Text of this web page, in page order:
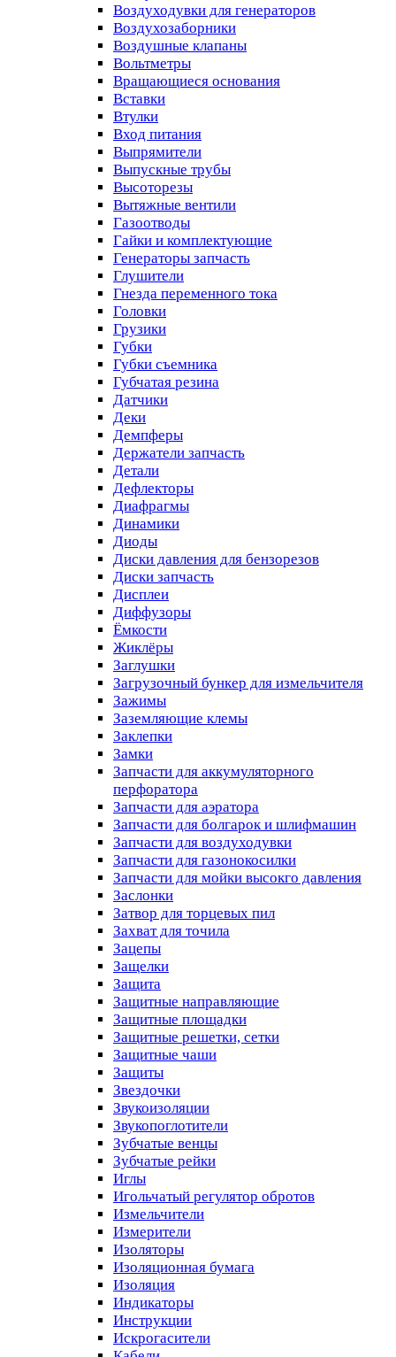
Воздуходувки для генераторов
Воздухозаборники
Воздушные клапаны
Вольтметры
Вращающиеся основания
Вставки
Втулки
Вход питания
Выпрямители
Выпускные трубы
Высоторезы
Вытяжные вентили
Газоотводы
Гайки и комплектующие
Генераторы запчасть
Глушители
Гнезда переменного тока
Головки
Грузики
Губки
Губки съемника
Губчатая резина
Датчики
Деки
Демпферы
Держатели запчасть
Детали
Дефлекторы
Диафрагмы
Динамики
Диоды
Диски давления для бензорезов
Диски запчасть
Дисплеи
Диффузоры
Ёмкости
Жиклёры
Заглушки
Загрузочный бункер для измельчителя
Зажимы
Заземляющие клемы
Заклепки
Замки
Запчасти для аккумуляторного
перфоратора
Запчасти для аэратора
Запчасти для болгарок и шлифмашин
Запчасти для воздуходувки
Запчасти для газонокосилки
Запчасти для мойки высокго давления
Заслонки
Затвор для торцевых пил
Захват для точила
Зацепы
Защелки
Защита
Защитные направляющие
Защитные площадки
Защитные решетки, сетки
Защитные чаши
Защиты
Звездочки
Звукоизоляции
Звукопоглотители
Зубчатые венцы
Зубчатые рейки
Иглы
Игольчатый регулятор обротов
Измельчители
Измерители
Изоляторы
Изоляционная бумага
Изоляция
Индикаторы
Инструкции
Искрогасители